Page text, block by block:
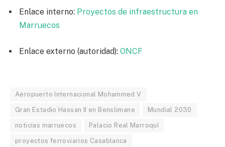
Enlace interno: Proyectos de infraestructura en
Marruecos
Enlace externo (autoridad): ONCF
Aeropuerto Internacional Mohammed V
Gran Estadio Hassan II en Benslimane Mundial 2030
noticias marruecos Palacio Real Marroquí
proyectos ferroviarios Casablanca